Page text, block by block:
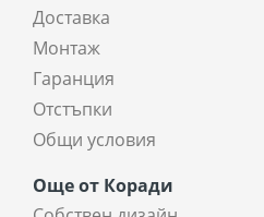
Доставка
Монтаж
Гаранция
Отстъпки
Общи условия
Още от Коради